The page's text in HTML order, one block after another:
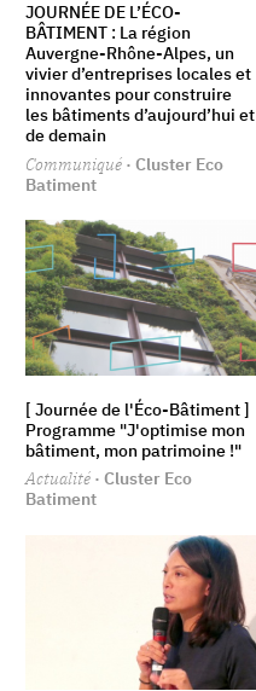
JOURNÉE DE L’ÉCO-
BÂTIMENT : La région
Auvergne-Rhône-Alpes, un
vivier d’entreprises locales et
innovantes pour construire
les bâtiments d’aujourd’hui et
de demain
Communiqué · Cluster Eco
Batiment
[ Journée de l'Éco-Bâtiment ]
Programme "J'optimise mon
bâtiment, mon patrimoine !"
Actualité · Cluster Eco
Batiment